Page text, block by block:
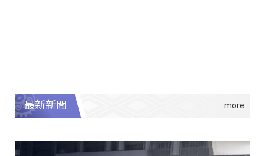
最新新聞